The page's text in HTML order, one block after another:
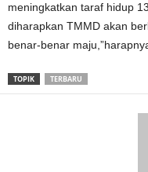
meningkatkan taraf hidup
diharapkan TMMD akan
benar-benar
TOPIK TERBARU